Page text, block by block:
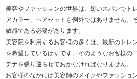
美容やファッションの世界は、短いスパンでト
アカラー、ヘアセットも例外ではありません。
敏感である必要があります。
美容院を利用するお客様の多くは、最新のトレ
を希望しているはずです。そのようなお客様の
テナを張り巡らせておかなければなりません。
お客様のなかには美容師のメイクやファッショ